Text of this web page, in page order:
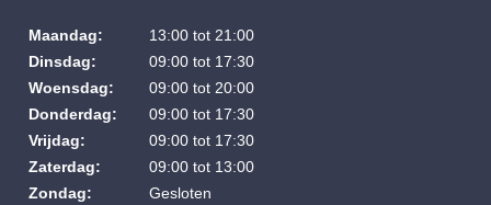
Maandag:
13:00 tot 21:00
Dinsdag:
09:00 tot 17:30
Woensdag:
09:00 tot 20:00
Donderdag:
09:00 tot 17:30
Vrijdag:
09:00 tot 17:30
Zaterdag:
09:00 tot 13:00
Zondag:
Gesloten